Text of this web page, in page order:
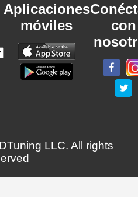
Aplicaciones
móviles
con
LLC. All rights